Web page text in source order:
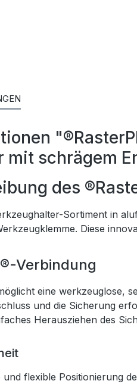
schrägem
des
Sortiment in
Diese
Verbindung
eine werkzeuglose,
und die Sicherung
Herausziehen des
flexible Positionierung